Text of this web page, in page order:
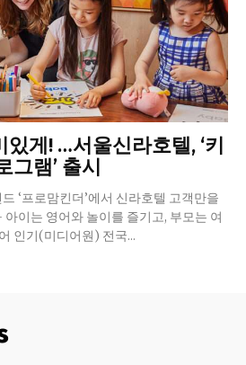
게! …서울신라호텔, ‘키
램’ 출시
‘프로맘킨더’에서 신라호텔 고객만을
이는 영어와 놀이를 즐기고, 부모는 여
유롭게 휴식을 즐길 수 있어 인기(미디어원) 전국...